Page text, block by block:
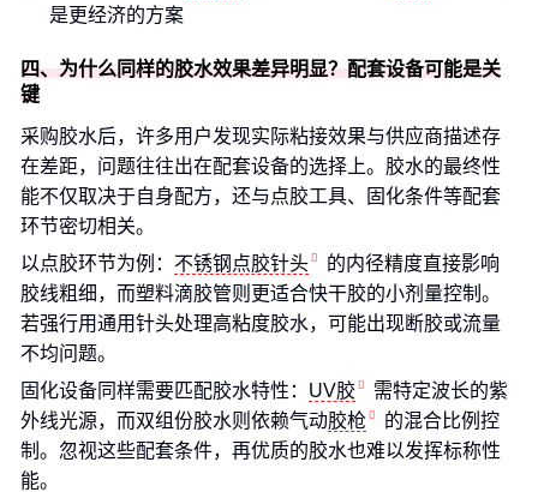
是更经济的方案
四、为什么同样的胶水效果差异明显？配套设备可能是关
键
采购胶水后，许多用户发现实际粘接效果与供应商描述存
在差距，问题往往出在配套设备的选择上。胶水的最终性
能不仅取决于自身配方，还与点胶工具、固化条件等配套
环节密切相关。
以点胶环节为例： 不锈钢点胶针头
的内径精度直接影响
胶线粗细，而塑料滴胶管则更适合快干胶的小剂量控制。
若强行用通用针头处理高粘度胶水，可能出现断胶或流量
不均问题。
固化设备同样需要匹配胶水特性： UV胶
需特定波长的紫
外线光源，而双组份胶水则依赖气动胶枪
的混合比例控
制。忽视这些配套条件，再优质的胶水也难以发挥标称性
能。